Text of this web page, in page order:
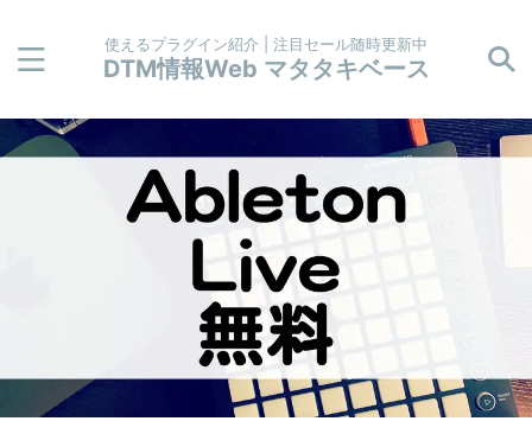
使えるプラグイン紹介 | 注目セール随時更新中
DTM情報Web マタタキベース